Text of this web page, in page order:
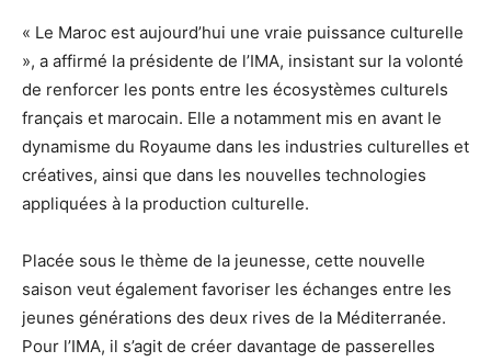
« Le Maroc est aujourd’hui une vraie puissance culturelle
», a affirmé la présidente de l’IMA, insistant sur la volonté
de renforcer les ponts entre les écosystèmes culturels
français et marocain. Elle a notamment mis en avant le
dynamisme du Royaume dans les industries culturelles et
créatives, ainsi que dans les nouvelles technologies
appliquées à la production culturelle.
Placée sous le thème de la jeunesse, cette nouvelle
saison veut également favoriser les échanges entre les
jeunes générations des deux rives de la Méditerranée.
Pour l’IMA, il s’agit de créer davantage de passerelles